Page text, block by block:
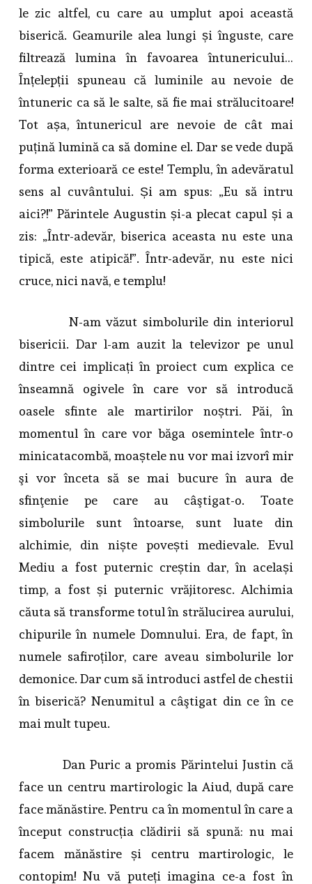
le zic altfel, cu care au umplut apoi această
biserică. Geamurile alea lungi și înguste, care
filtrează lumina în favoarea întunericului…
Înțelepții spuneau că luminile au nevoie de
întuneric ca să le salte, să fie mai strălucitoare!
Tot așa, întunericul are nevoie de cât mai
puțină lumină ca să domine el. Dar se vede după
forma exterioară ce este! Templu, în adevăratul
sens al cuvântului. Și am spus: „Eu să intru
aici?!” Părintele Augustin și-a plecat capul și a
zis: „Într-adevăr, biserica aceasta nu este una
tipică, este atipică!”. Într-adevăr, nu este nici
cruce, nici navă, e templu!
N-am văzut simbolurile din interiorul
bisericii. Dar l-am auzit la televizor pe unul
dintre cei implicați în proiect cum explica ce
înseamnă ogivele în care vor să introducă
oasele sfinte ale martirilor noștri. Păi, în
momentul în care vor băga osemintele într-o
minicatacombă, moaștele nu vor mai izvorî mir
şi vor înceta să se mai bucure în aura de
sfinţenie pe care au câştigat-o. Toate
simbolurile sunt întoarse, sunt luate din
alchimie, din niște povești medievale. Evul
Mediu a fost puternic creștin dar, în același
timp, a fost și puternic vrăjitoresc. Alchimia
căuta să transforme totul în strălucirea aurului,
chipurile în numele Domnului. Era, de fapt, în
numele safiroților, care aveau simbolurile lor
demonice. Dar cum să introduci astfel de chestii
în biserică? Nenumitul a câştigat din ce în ce
mai mult tupeu.
Dan Puric a promis Părintelui Justin că
face un centru martirologic la Aiud, după care
face mănăstire. Pentru ca în momentul în care a
început construcția clădirii să spună: nu mai
facem mănăstire și centru martirologic, le
contopim! Nu vă puteți imagina ce-a fost în